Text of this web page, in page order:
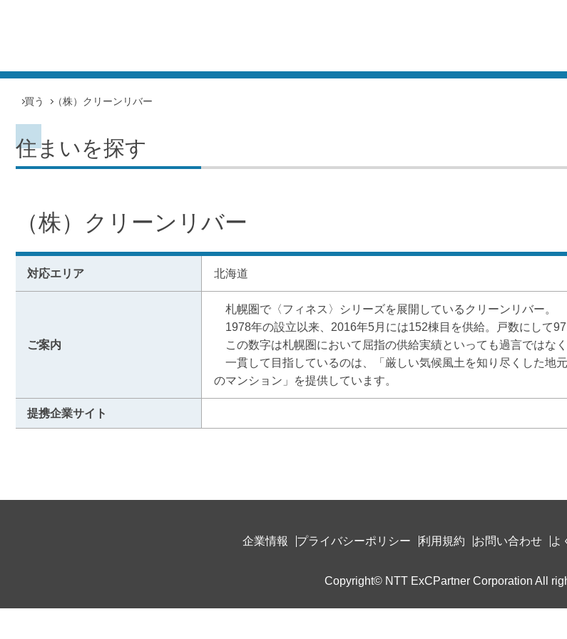
買う （株）クリーンリバー
住まいを探す
（株）クリーンリバー
対応エリア 北海道
ご案内
札幌圏で〈フィネス〉シリーズを展開しているクリーンリバー。
1978年の設立以来、2016年5月には152棟目を供給。戸数にして
この数字は札幌圏において屈指の供給実績といっても過言ではな
一貫して目指しているのは、「厳しい気候風土を知り尽くした地
のマンション」を提供しています。
提携企業サイト
企業情報 プライバシーポリシー 利用規約 お問い合わせ よ
Copyright© NTT ExCPartner Corporation All